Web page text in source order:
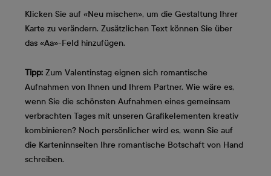
Klicken Sie auf «Neu mischen», um die Gestaltung Ihrer
Karte zu verändern. Zusätzlichen Text können Sie über
das «Aa»-Feld hinzufügen.
Tipp: Zum Valentinstag eignen sich romantische
Aufnahmen von Ihnen und Ihrem Partner. Wie wäre es,
wenn Sie die schönsten Aufnahmen eines gemeinsam
verbrachten Tages mit unseren Grafikelementen kreativ
kombinieren? Noch persönlicher wird es, wenn Sie auf
die Karteninnseiten Ihre romantische Botschaft von Hand
schreiben.